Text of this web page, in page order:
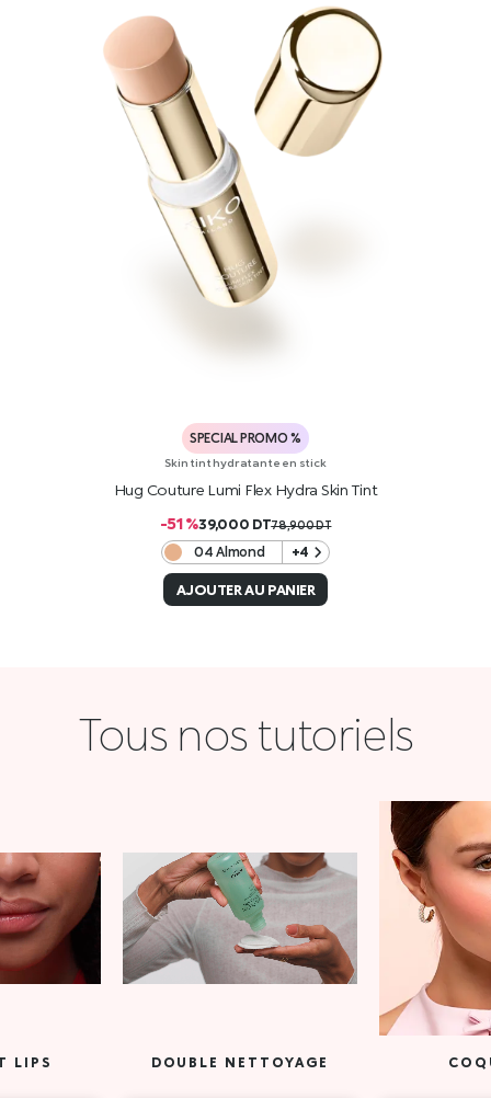
SPECIAL PROMO %
Skin tint hydratante en stick
Hug Couture Lumi Flex Hydra Skin Tint
-51 %39,000 DT78,900DT
04 Almond +4
AJOUTER AU PANIER
Tous nos tutoriels
LIPS DOUBLE NETTOYAGE